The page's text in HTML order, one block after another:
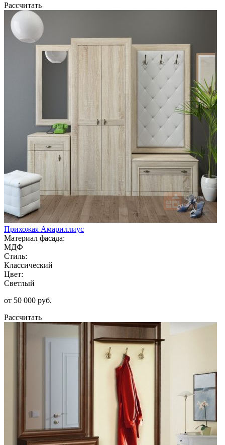
Рассчитать
Прихожая Амариллиус
Материал фасада:
МДФ
Стиль:
Классический
Цвет:
Светлый
от 50 000 руб.
Рассчитать